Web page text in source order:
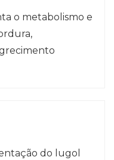
o metabolismo e
do lugol